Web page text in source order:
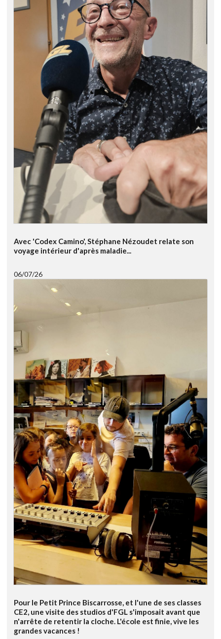
Avec 'Codex Camino', Stéphane Nézoudet relate son
voyage intérieur d'après maladie...
06/07/26
Pour le Petit Prince Biscarrosse, et l'une de ses classes
CE2, une visite des studios d'FGL s'imposait avant que
n'arrête de retentir la cloche. L'école est finie, vive les
grandes vacances !